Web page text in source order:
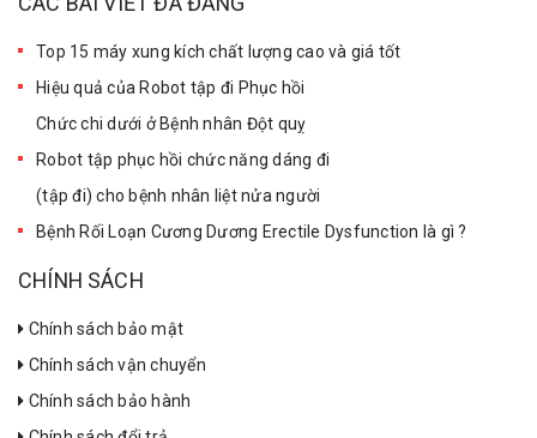
Top 15 máy xung kích chất lượng cao và giá tốt
Hiệu quả của Robot tập đi Phục hồi
Chức chi dưới ở Bệnh nhân Đột quỵ
Robot tập phục hồi chức năng dáng đi
(tập đi) cho bệnh nhân liệt nửa người
Bệnh Rối Loạn Cương Dương Erectile Dysfunction là gì ?
CHÍNH SÁCH
Chính sách bảo mật
Chính sách vận chuyển
Chính sách bảo hành